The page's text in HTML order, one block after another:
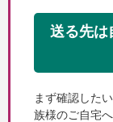
送る先は
まず確認した
族様のご自宅